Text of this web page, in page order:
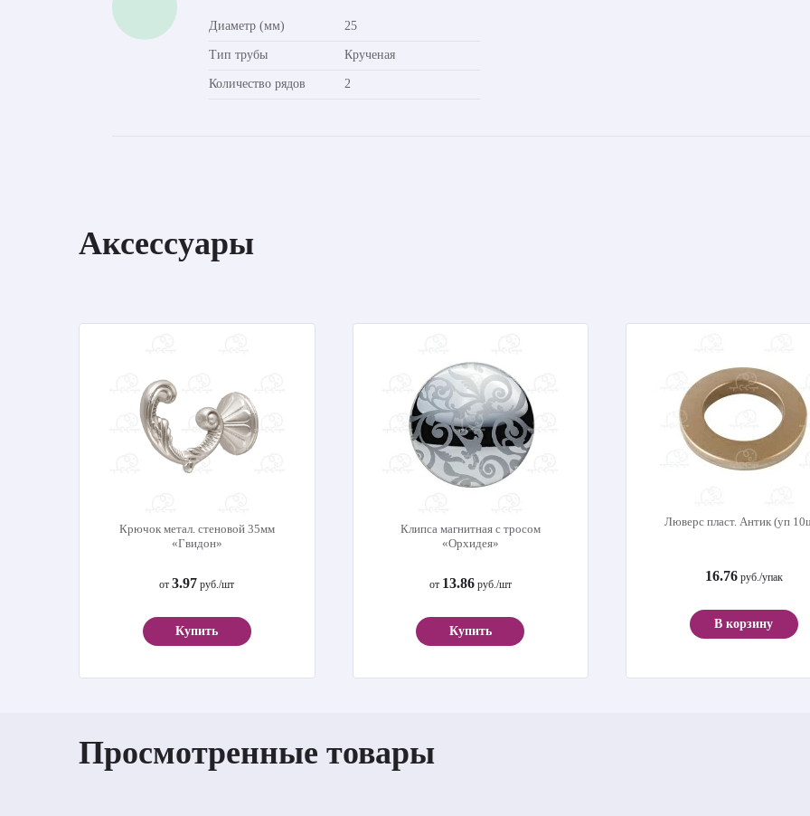
Диаметр (мм) 25
Тип трубы Крученая
Количество рядов 2
Аксессуары
Крючок метал. стеновой 35мм
«Гвидон»
от3.97 руб./шт
Купить
Клипса магнитная с тросом
«Орхидея»
от 13.86руб./шт
Купить
Люверс пласт. Антик (уп
16.76руб./упак
В корзину
Просмотренные товары